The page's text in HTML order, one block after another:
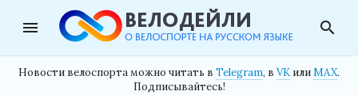
menu search
Новости велоспорта можно читать в Telegram, в VK илиMAX.
Подписывайтесь!